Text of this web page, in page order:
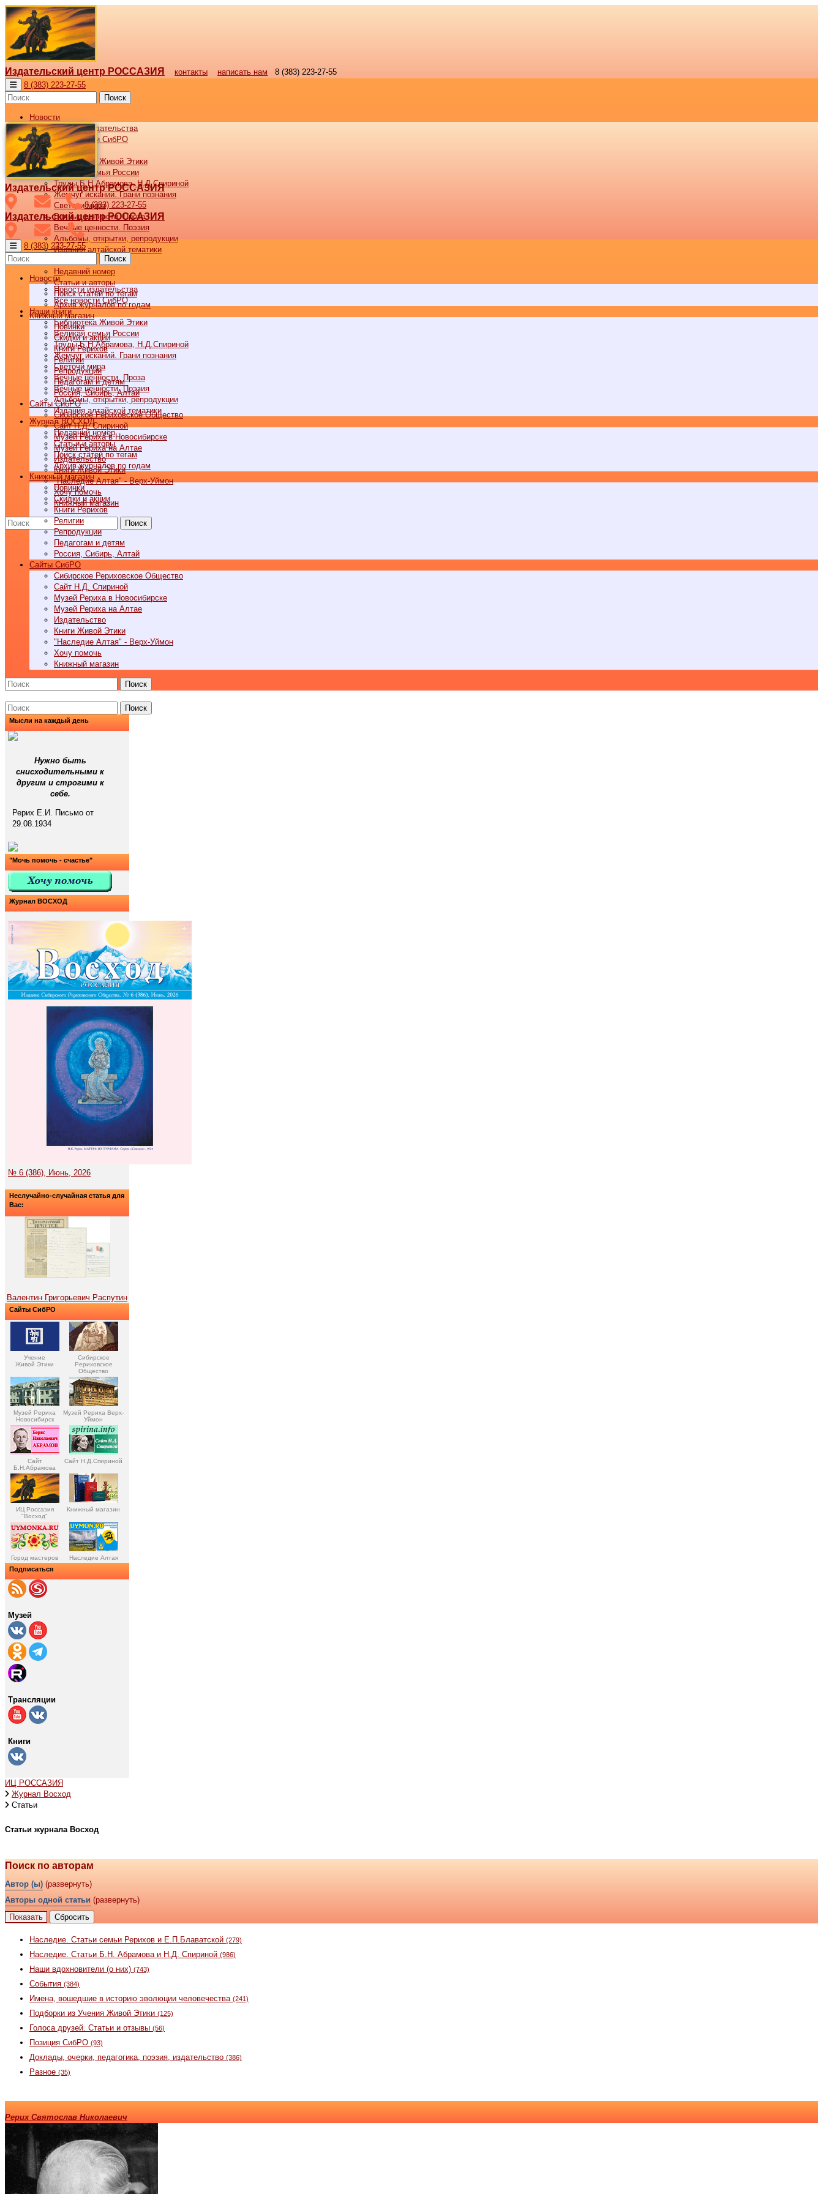
Издательский центр РОССАЗИЯ контакты написать нам
8 (383) 223-27-55
8 (383) 223-27-55
Поиск
Новости
Новости издательства
Все новости СибРО
Наши книги
Библиотека Живой Этики
Великая семья России
Труды Б.Н.Абрамова, Н.Д.Спириной
Жемчуг исканий. Грани познания
Светочи мира
Вечные ценности. Проза
Вечные ценности. Поэзия
Альбомы, открытки, репродукции
Издания алтайской тематики
Недавний номер
Статьи и авторы
Поиск статей по тегам
Архив журналов по годам
Книжный магазин
Новинки
Скидки и акции
Книги Рерихов
Религии
Репродукции
Педагогам и детям
Россия, Сибирь, Алтай
Cайты СибРО
Сибирское Рериховское Общество
Сайт Н.Д. Спириной
Музей Рериха в Новосибирске
Музей Рериха на Алтае
Издательство
Книги Живой Этики
"Наследие Алтая" - Верх-Уймон
Хочу помочь
Книжный магазин
Поиск
Издательский центр РОССАЗИЯ
8 (383) 223-27-55
Издательский центр РОССАЗИЯ
8 (383) 223-27-55
Поиск
Новости
Новости издательства
Все новости СибРО
Наши книги
Библиотека Живой Этики
Великая семья России
Труды Б.Н.Абрамова, Н.Д.Спириной
Жемчуг исканий. Грани познания
Светочи мира
Вечные ценности. Проза
Вечные ценности. Поэзия
Альбомы, открытки, репродукции
Издания алтайской тематики
Журнал ВОСХОД
Недавний номер
Статьи и авторы
Поиск статей по тегам
Архив журналов по годам
Книжный магазин
Новинки
Скидки и акции
Книги Рерихов
Религии
Репродукции
Педагогам и детям
Россия, Сибирь, Алтай
Cайты СибРО
Сибирское Рериховское Общество
Сайт Н.Д. Спириной
Музей Рериха в Новосибирске
Музей Рериха на Алтае
Издательство
Книги Живой Этики
"Наследие Алтая" - Верх-Уймон
Хочу помочь
Книжный магазин
Поиск
Поиск
Мысли на каждый день
Нужно быть
снисходительными к
другим и строгими к
себе.
Рерих Е.И. Письмо от
29.08.1934
"Мочь помочь - счастье"
Журнал ВОСХОД
№ 6 (386), Июнь, 2026
Неслучайно-случайная статья для
Вас:
Валентин Григорьевич Распутин
Сайты СибРО
Учение
Живой Этики
Сибирское
Рериховское
Общество
Музей Рериха
Новосибирск
Музей Рериха Верх-
Уймон
Сайт
Б.Н.Абрамова
Сайт Н.Д.Спириной
ИЦ Россазия
"Восход"
Книжный магазин
Город мастеров Наследие Алтая
Подписаться
Музей
Трансляции
Книги
ИЦ РОССАЗИЯ
Журнал Восход
Статьи
Статьи журнала Восход
Поиск по авторам
Автор (ы) (развернуть)
Авторы одной статьи (развернуть)
Наследие. Статьи семьи Рерихов и Е.П.Блаватской (279)
Наследие. Статьи Б.Н. Абрамова и Н.Д. Спириной (986)
Наши вдохновители (о них) (743)
События (384)
Имена, вошедшие в историю эволюции человечества (241)
Подборки из Учения Живой Этики (125)
Голоса друзей. Статьи и отзывы (56)
Позиция СибРО (93)
Доклады, очерки, педагогика, поэзия, издательство (386)
Разное (35)
Рерих Святослав Николаевич